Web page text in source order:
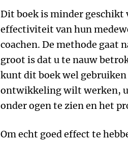
Dit boek is minder geschikt
effectiviteit van hun
coachen. De methode gaat
groot is dat u te nauw
kunt dit boek wel
ontwikkeling wilt werken,
onder ogen te zien en het
Om echt goed effect te